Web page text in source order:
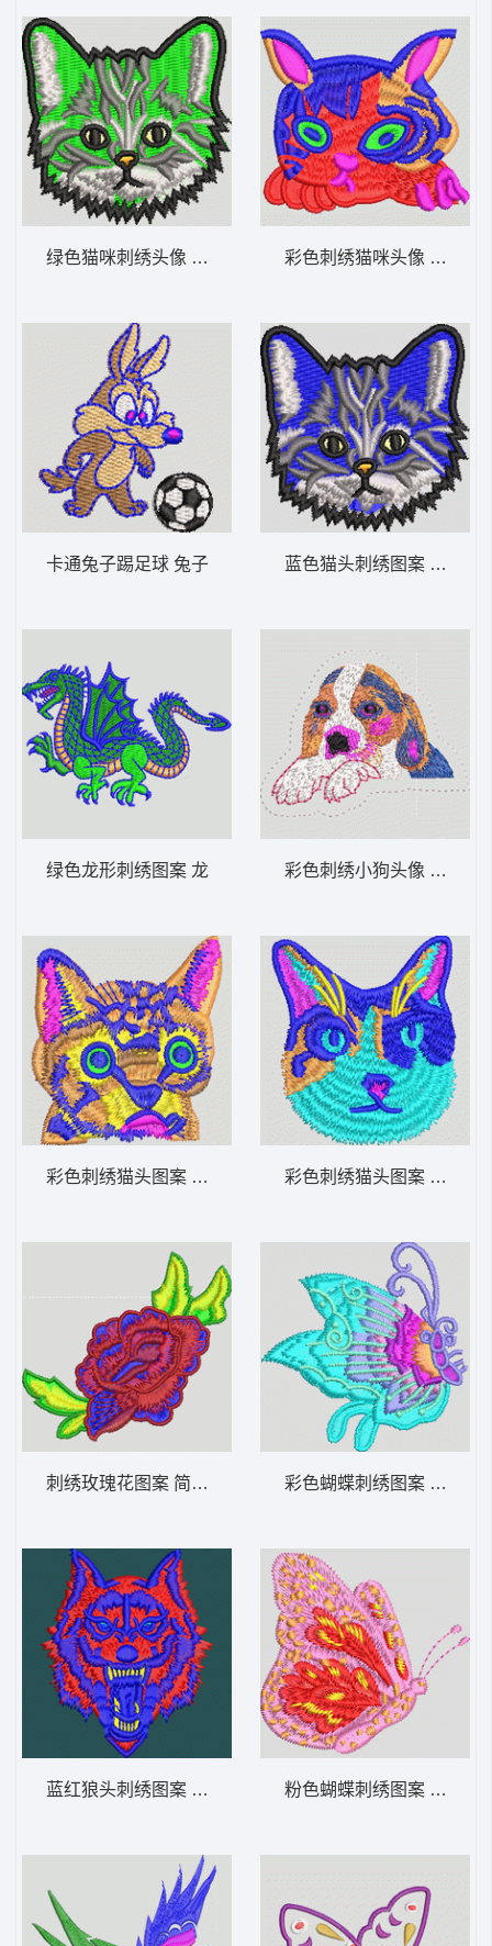
绿色猫咪刺绣头像 猫头
卡通兔子踢足球 兔子
绿色龙形刺绣图案 龙
彩色刺绣猫头图案 猫头
刺绣玫瑰花图案 简单花
蓝红狼头刺绣图案 狼头
彩色刺绣猫咪头像 猫头
蓝色猫头刺绣图案 猫头
彩色刺绣小狗头像 狗头
彩色刺绣猫头图案 猫头
彩色蝴蝶刺绣图案 蝴蝶
粉色蝴蝶刺绣图案 蝴蝶